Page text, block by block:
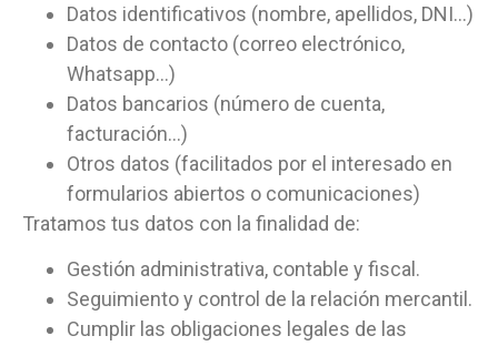
Datos identificativos (nombre, apellidos, DNI…)
Datos de contacto (correo electrónico,
Whatsapp…)
Datos bancarios (número de cuenta,
facturación…)
Otros datos (facilitados por el interesado en
formularios abiertos o comunicaciones)
Tratamos tus datos con la finalidad de:
Gestión administrativa, contable y fiscal.
Seguimiento y control de la relación mercantil.
Cumplir las obligaciones legales de las